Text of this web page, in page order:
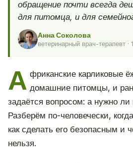
обращение почти всегда
для питомца, и для
Анна Соколова
ветеринарный врач-терапевт ·
А фриканские карликовые
домашние питомцы, и
задаётся вопросом: а нужно
Разберём по-человечески,
как сделать его безопасным и
нельзя.